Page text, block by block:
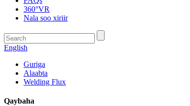
360°VR
Nala soo xiriir
English
Guriga
Alaabta
Welding Flux
Qaybaha